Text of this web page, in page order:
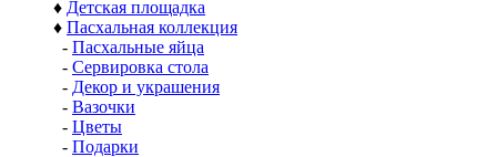
♦ Детская площадка
♦ Пасхальная коллекция
- Пасхальные яйца
- Сервировка стола
- Декор и украшения
- Вазочки
- Цветы
- Подарки